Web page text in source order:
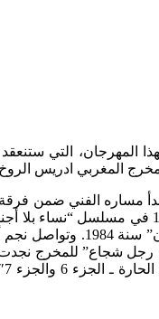
المغربي ادريس
أيمن زيدان واحدا من ألمع نجوم المسرح والسينما والتلفزيون في العالم
ممثلا ومخرجا في العديد من الأعمال، قبل أن يلتحق بالمسرح الجوال ويصبح مديرا
يثق فيه المخرج السينمائي السوري محمد ملص ويمنحه
والاجتماعية والتاريخية، من بينها مسلسل “الدغري” مع